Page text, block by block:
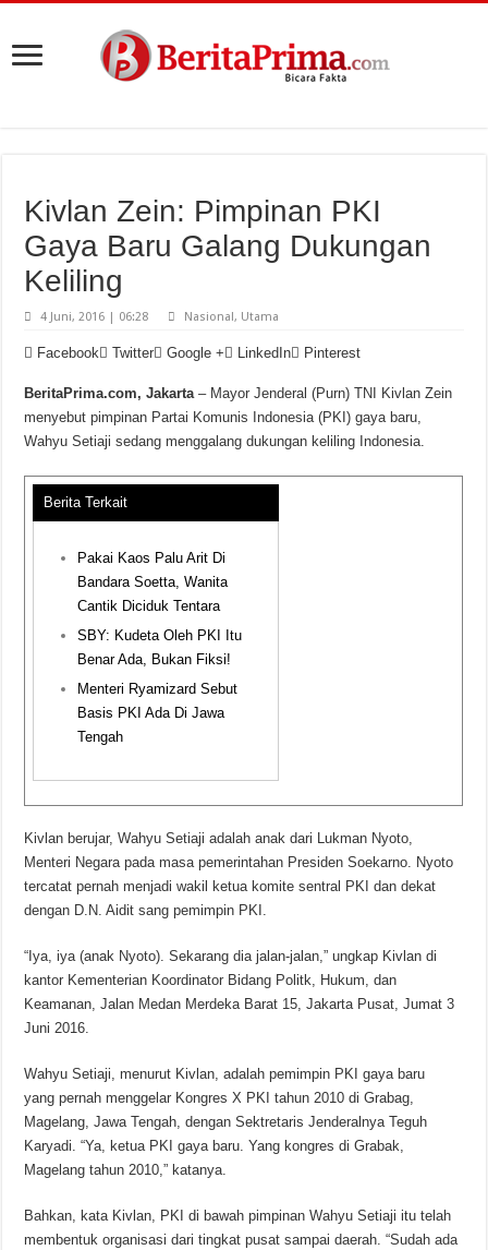
Kivlan Zein: Pimpinan PKI
Gaya Baru Galang Dukungan
Keliling
4 Juni, 2016 | 06:28 Nasional, Utama
Facebook Twitter Google + LinkedIn Pinterest
BeritaPrima.com, Jakarta – Mayor Jenderal (Purn) TNI Kivlan Zein
menyebut pimpinan Partai Komunis Indonesia (PKI) gaya baru,
Wahyu Setiaji sedang menggalang dukungan keliling Indonesia.
Berita Terkait
Pakai Kaos Palu Arit Di
Bandara Soetta, Wanita
Cantik Diciduk Tentara
SBY: Kudeta Oleh PKI Itu
Benar Ada, Bukan Fiksi!
Menteri Ryamizard Sebut
Basis PKI Ada Di Jawa
Tengah
Kivlan berujar, Wahyu Setiaji adalah anak dari Lukman Nyoto,
Menteri Negara pada masa pemerintahan Presiden Soekarno. Nyoto
tercatat pernah menjadi wakil ketua komite sentral PKI dan dekat
dengan D.N. Aidit sang pemimpin PKI.
“Iya, iya (anak Nyoto). Sekarang dia jalan-jalan,” ungkap Kivlan di
kantor Kementerian Koordinator Bidang Politk, Hukum, dan
Keamanan, Jalan Medan Merdeka Barat 15, Jakarta Pusat, Jumat 3
Juni 2016.
Wahyu Setiaji, menurut Kivlan, adalah pemimpin PKI gaya baru
yang pernah menggelar Kongres X PKI tahun 2010 di Grabag,
Magelang, Jawa Tengah, dengan Sektretaris Jenderalnya Teguh
Karyadi. “Ya, ketua PKI gaya baru. Yang kongres di Grabak,
Magelang tahun 2010,” katanya.
Bahkan, kata Kivlan, PKI di bawah pimpinan Wahyu Setiaji itu telah
membentuk organisasi dari tingkat pusat sampai daerah. “Sudah ada